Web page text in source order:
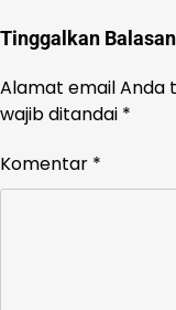
Tinggalkan Balasan
Alamat email Anda
wajib ditandai *
Komentar *